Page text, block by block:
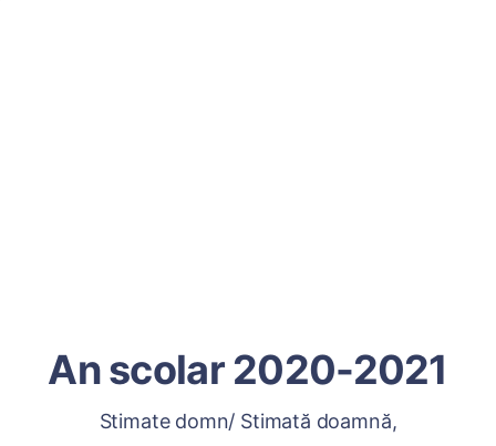
An scolar 2020-2021
Stimate domn/ Stimată doamnă,